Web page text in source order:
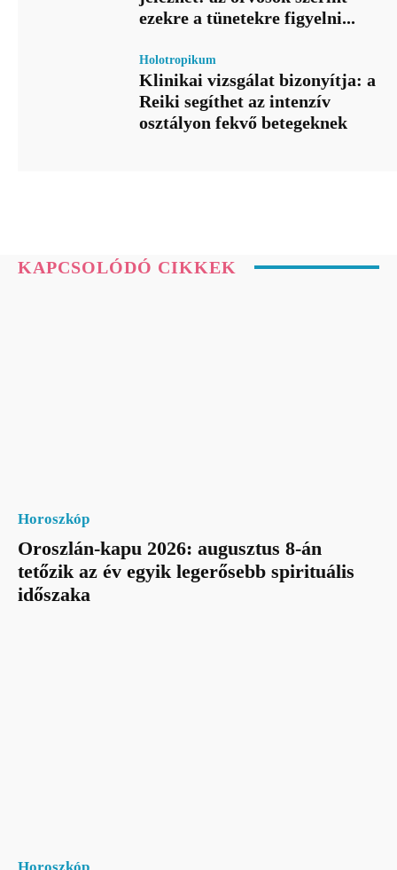
ezekre a tünetekre figyelni...
Holotropikum
Klinikai vizsgálat bizonyítja: a
Reiki segíthet az intenzív
osztályon fekvő betegeknek
KAPCSOLÓDÓ CIKKEK
Horoszkóp
Oroszlán-kapu 2026: augusztus 8-án
tetőzik az év egyik legerősebb spirituális
időszaka
Horoszkóp